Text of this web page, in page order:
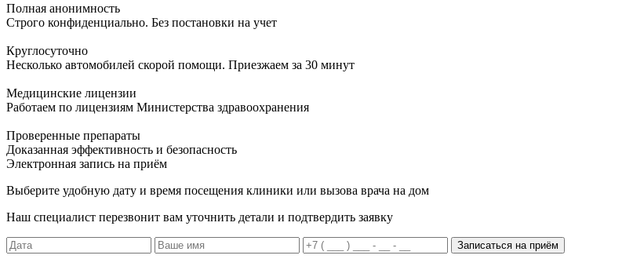
Полная анонимность
Строго конфиденциально. Без постановки на учет
Круглосуточно
Несколько автомобилей скорой помощи. Приезжаем за 30 минут
Медицинские лицензии
Работаем по лицензиям Министерства здравоохранения
Проверенные препараты
Доказанная эффективность и безопасность
Электронная запись на приём
Выберите удобную дату и время посещения клиники или вызова врача на дом
Наш специалист перезвонит вам уточнить детали и подтвердить заявку
Записаться на приём